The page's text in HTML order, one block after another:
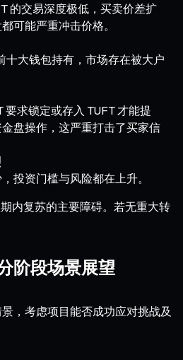
的交易深度极低，买卖价差扩
可能严重冲击价格。
十大钱包持有，市场存在被大户
求锁定或存入 TUFT 才能提
盘操作，这严重打击了买家信
投资门槛与风险都在上升。
内复苏的主要障碍。若无重大转
阶段场景展望
，考虑项目能否成功应对挑战及